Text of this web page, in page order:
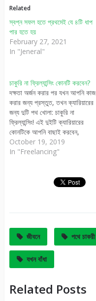
Related
স্বপ্ন সফল হতে প্রথমেই যে ৪টি ধাপ
পার হতে হয়
February 27, 2021
In "Jeneral"
চাকুরি না ফ্রিল্যান্সিং কোনটি করবেন?
দক্ষতা অর্জন করার পর যখন আপনি কাজ
করার জন্য প্রস্তুত, তখন ক্যারিয়ারের
জন্য দুটি পথ খোলা: চাকুরি না
ফ্রিল্যান্সিং! এই দুইটি ক্যারিয়ারের
কোনটিকে আপনি বাছাই করবেন,
আজকের পর্বে আমরা সেই বিষয়টি নিয়ে
আলোচনা করবো। ১) ইচ্ছামত ঘুরি,
October 19, 2019
In "Freelancing"
জীবনে পথে চাকরী
যখন বাঁধা
Related Posts